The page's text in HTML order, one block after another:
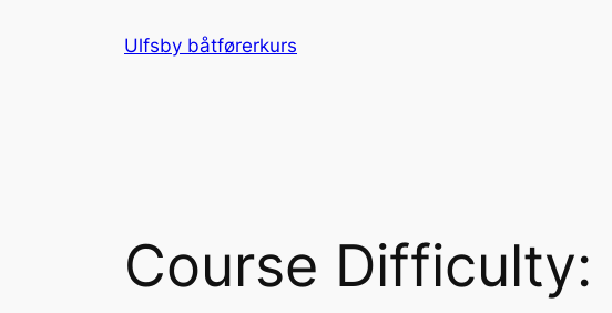
Ulfsby båtførerkurs
Course Difficulty: